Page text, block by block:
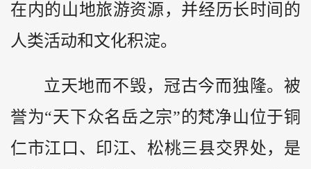
在内的山地旅游资源，并经历长时间的
人类活动和文化积淀。
立天地而不毁，冠古今而独隆。被
誉为“天下众名岳之宗”的梵净山位于铜
仁市江口、印江、松桃三县交界处，是